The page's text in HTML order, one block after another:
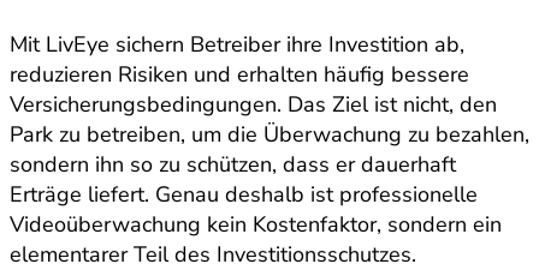
Mit LivEye sichern Betreiber ihre Investition ab,
reduzieren Risiken und erhalten häufig bessere
Versicherungsbedingungen. Das Ziel ist nicht, den
Park zu betreiben, um die Überwachung zu bezahlen,
sondern ihn so zu schützen, dass er dauerhaft
Erträge liefert. Genau deshalb ist professionelle
Videoüberwachung kein Kostenfaktor, sondern ein
elementarer Teil des Investitionsschutzes.